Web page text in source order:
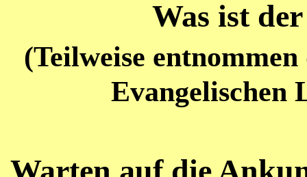
Was ist
(Teilweise
Evangelischen